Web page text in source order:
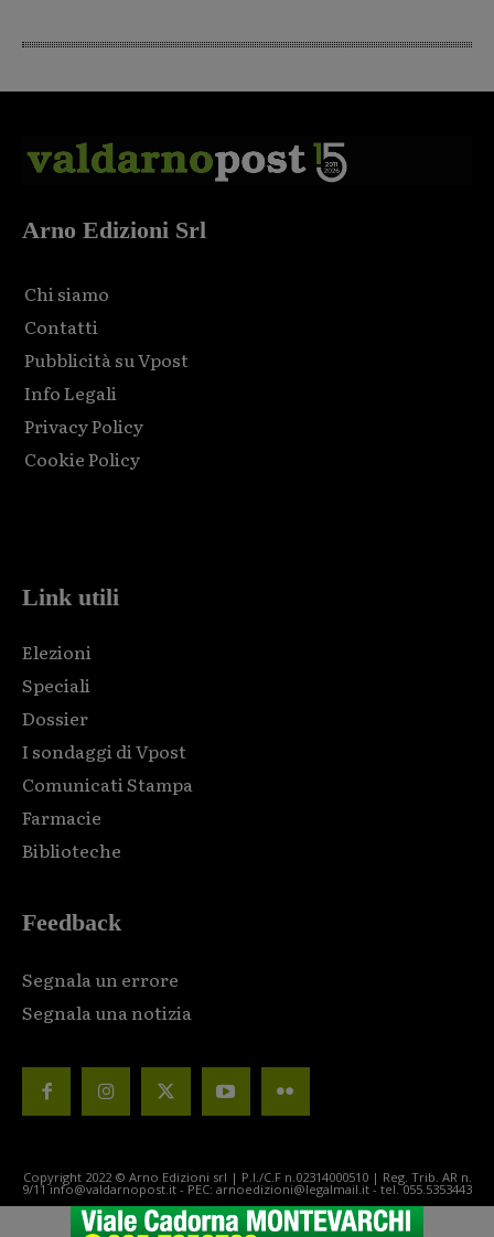
Arno Edizioni Srl
Chi siamo
Contatti
Pubblicità su Vpost
Info Legali
Privacy Policy
Cookie Policy
Link utili
Elezioni
Speciali
Dossier
I sondaggi di Vpost
Comunicati Stampa
Farmacie
Biblioteche
Feedback
Segnala un errore
Segnala una notizia
Copyright 2022 © Arno Edizioni srl | P.I./C.F n.02314000510 | Reg. Trib. AR n.
9/11 info@valdarnopost.it - PEC: arnoedizioni@legalmail.it - tel. 055.5353443